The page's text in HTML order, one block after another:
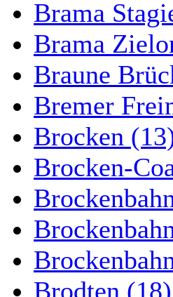
Brama
Brama
Braune
Bremer
Brocken
Brocken-
Brodten (18)